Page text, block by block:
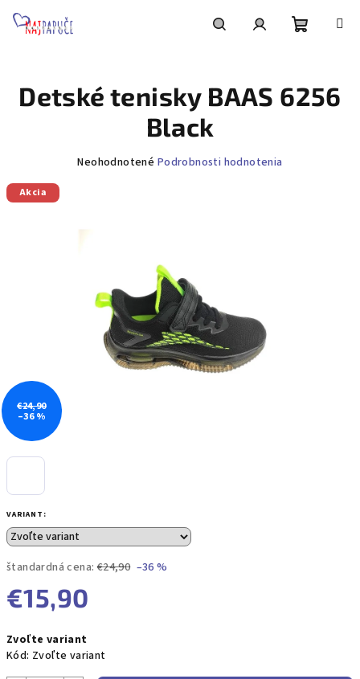
košík
VARIANT:
štandardná cena: €24,90 –36 %
€15,90
cena:
Zvoľte variant
Kód: Zvoľte variant
Detské tenisky BAAS 6256
Black
Priemerné
0,0
Neohodnotené Podrobnosti hodnotenia
Akcia
€24,90
–36 %